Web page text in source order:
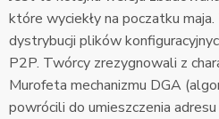
które wyciekły na poczatku
dystrybucji plików
P2P. Twórcy zrezygnowali z
Murofeta mechanizmu DGA
powrócili do umieszczenia